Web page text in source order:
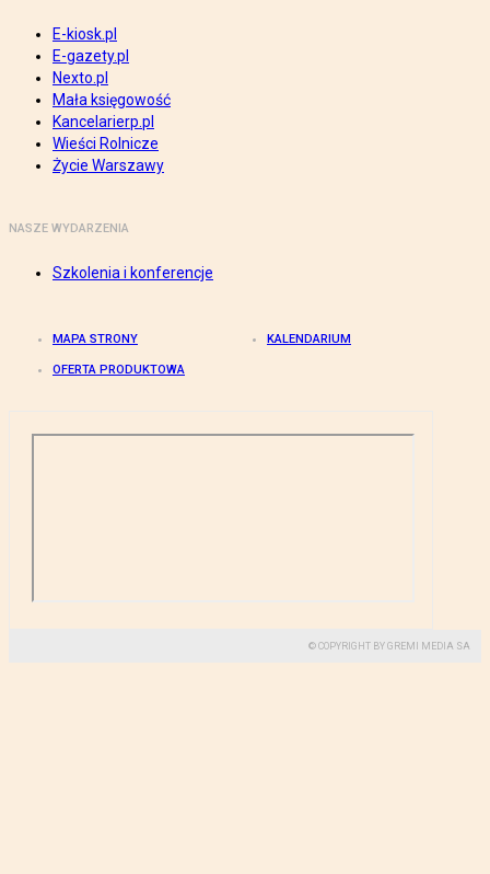
E-kiosk.pl
E-gazety.pl
Nexto.pl
Mała księgowość
Kancelarierp.pl
Wieści Rolnicze
Życie Warszawy
NASZE WYDARZENIA
Szkolenia i konferencje
MAPA STRONY KALENDARIUM
OFERTA PRODUKTOWA
© COPYRIGHT BY GREMI MEDIA SA